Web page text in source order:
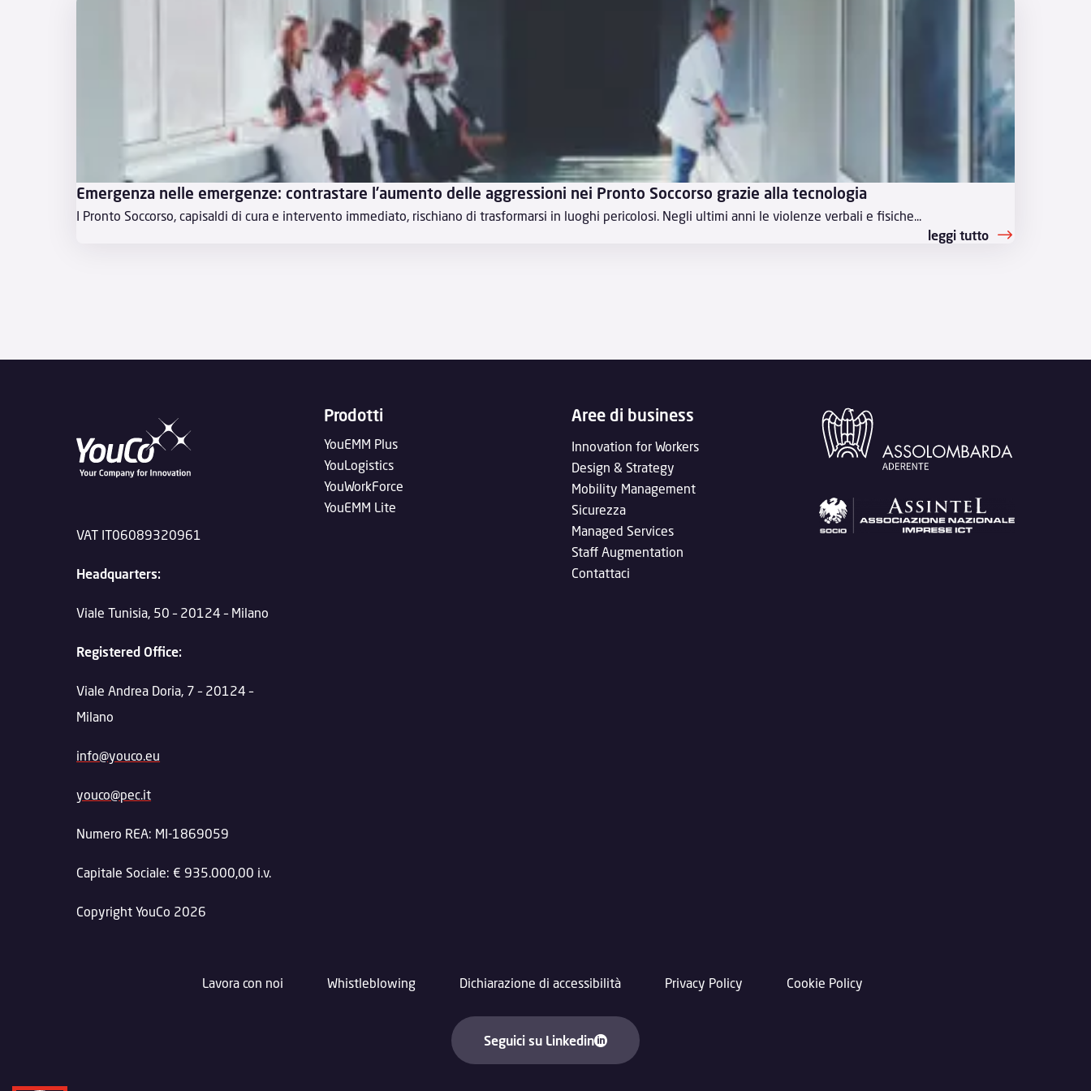
Emergenza nelle emergenze: contrastare l’aumento delle aggressioni nei Pronto Soccorso grazie alla tecnologia
I Pronto Soccorso, capisaldi di cura e intervento immediato, rischiano di trasformarsi in luoghi pericolosi. Negli ultimi anni le violenze verbali e fisiche...
leggi tutto
VAT IT06089320961
Headquarters:
Viale Tunisia, 50 – 20124 – Milano
Registered Office:
Viale Andrea Doria, 7 – 20124 –
Milano
info@youco.eu
youco@pec.it
Numero REA: MI-1869059
Capitale Sociale: € 935.000,00 i.v.
Copyright YouCo 2026
Prodotti
YouEMM Plus
YouLogistics
YouWorkForce
YouEMM Lite
Aree di business
Innovation for Workers
Design & Strategy
Mobility Management
Sicurezza
Managed Services
Staff Augmentation
Contattaci
Lavora con noi Whistleblowing Dichiarazione di accessibilità Privacy Policy Cookie Policy
Seguici su Linkedin